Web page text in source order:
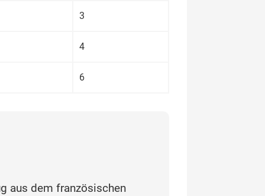
3
4
6
aus dem französischen